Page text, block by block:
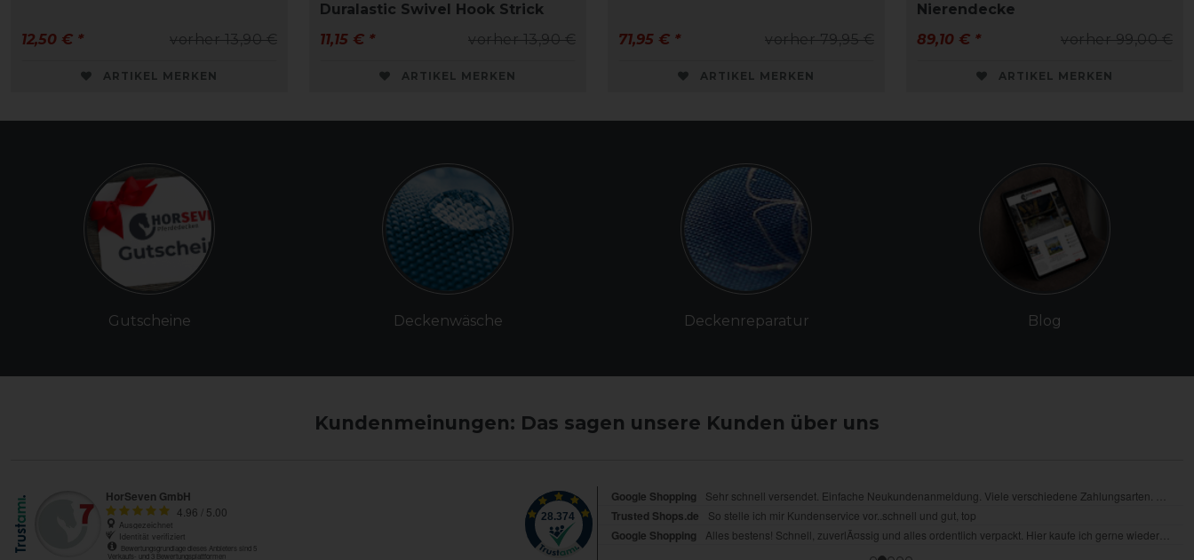
vorher 13,90 €
12,50 € *
ARTIKEL MERKEN
Duralastic Swivel Hook Strick
vorher 13,90 €
11,15 € *
ARTIKEL MERKEN
vorher 79,95 €
71,95 € *
ARTIKEL MERKEN
Nierendecke
vorher 99,00 €
89,10 € *
ARTIKEL MERKEN
Gutscheine Deckenwäsche Deckenreparatur Blog
Kundenmeinungen: Das sagen unsere Kunden über uns